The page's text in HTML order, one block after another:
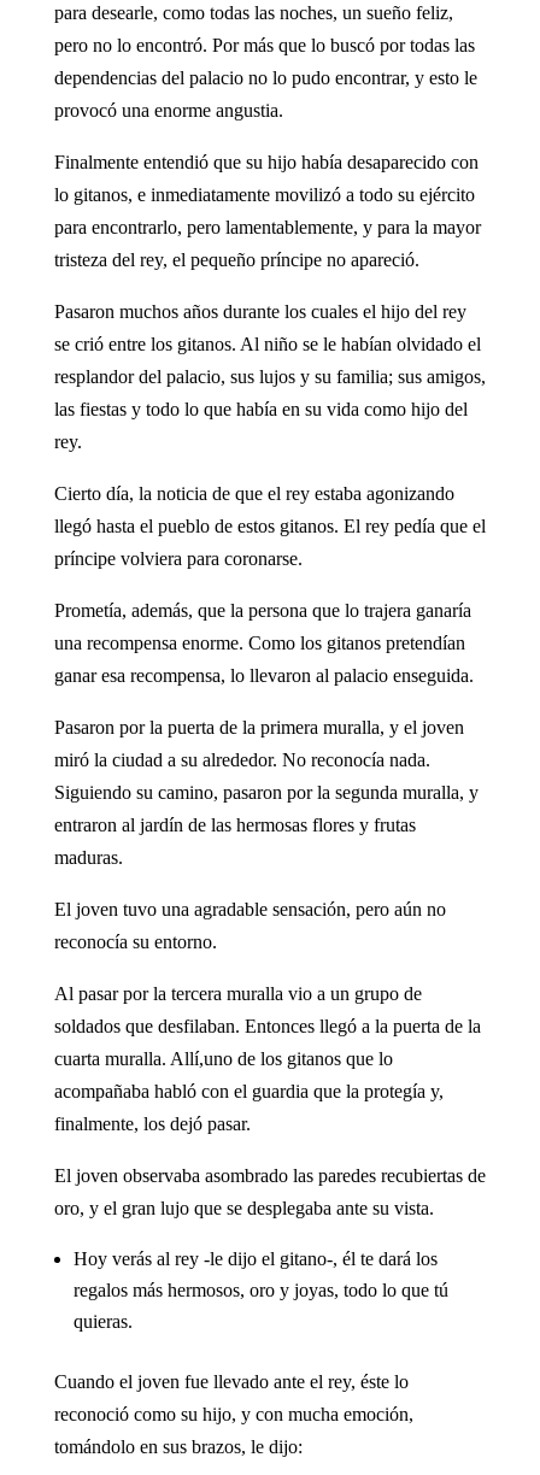
para desearle, como todas las noches, un sueño feliz,
pero no lo encontró. Por más que lo buscó por todas las
dependencias del palacio no lo pudo encontrar, y esto le
provocó una enorme angustia.
Finalmente entendió que su hijo había desaparecido con
lo gitanos, e inmediatamente movilizó a todo su ejército
para encontrarlo, pero lamentablemente, y para la mayor
tristeza del rey, el pequeño príncipe no apareció.
Pasaron muchos años durante los cuales el hijo del rey
se crió entre los gitanos. Al niño se le habían olvidado el
resplandor del palacio, sus lujos y su familia; sus amigos,
las fiestas y todo lo que había en su vida como hijo del
rey.
Cierto día, la noticia de que el rey estaba agonizando
llegó hasta el pueblo de estos gitanos. El rey pedía que el
príncipe volviera para coronarse.
Prometía, además, que la persona que lo trajera ganaría
una recompensa enorme. Como los gitanos pretendían
ganar esa recompensa, lo llevaron al palacio enseguida.
Pasaron por la puerta de la primera muralla, y el joven
miró la ciudad a su alrededor. No reconocía nada.
Siguiendo su camino, pasaron por la segunda muralla, y
entraron al jardín de las hermosas flores y frutas
maduras.
El joven tuvo una agradable sensación, pero aún no
reconocía su entorno.
Al pasar por la tercera muralla vio a un grupo de
soldados que desfilaban. Entonces llegó a la puerta de la
cuarta muralla. Allí,uno de los gitanos que lo
acompañaba habló con el guardia que la protegía y,
finalmente, los dejó pasar.
El joven observaba asombrado las paredes recubiertas de
oro, y el gran lujo que se desplegaba ante su vista.
Hoy verás al rey -le dijo el gitano-, él te dará los
regalos más hermosos, oro y joyas, todo lo que tú
quieras.
Cuando el joven fue llevado ante el rey, éste lo
reconoció como su hijo, y con mucha emoción,
tomándolo en sus brazos, le dijo: